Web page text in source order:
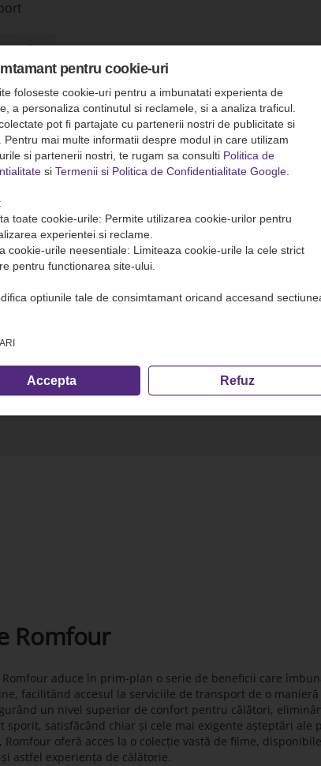
Romfour
aduce în prim-plan o serie de beneficii care
facilitând accesul la serviciile de transport de o
un nivel superior de confort pentru călători,
satisfăcând chiar și cele mai exigente așteptări ale
oferă acces la o colecție vastă de filme,
astfel experiența de călătorie.
pentru cookie-uri
foloseste cookie-uri pentru a imbunatati experienta de
a personaliza continutul si reclamele, si a analiza traficul.
pot fi partajate cu partenerii nostri de publicitate si
Pentru mai multe informatii despre modul in care utilizam
si partenerii nostri, te rugam sa consulti Politica de
si Termenii si Politica de Confidentialitate Google
toate cookie-urile: Permite utilizarea cookie-urilor pentru
experientei si reclame.
cookie-urile neesentiale: Limiteaza cookie-urile la cele strict
pentru functionarea site-ului.
optiunile tale de consimtamant oricand accesand
Accepta Refuz